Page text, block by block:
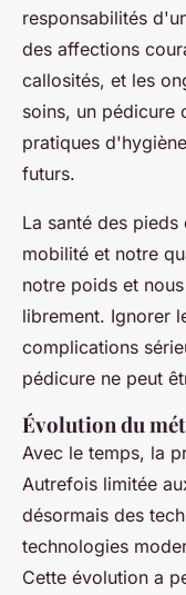
responsabilités
des affections
callosités, et les
soins, un pédicure
pratiques
futurs.
La santé des pieds
mobilité et notre
notre poids et
librement. Ignorer
complications
pédicure ne peut
Évolution du
Avec le temps, la
Autrefois limitée
désormais des
technologies
Cette évolution a